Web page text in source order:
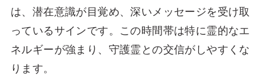
は、潜在意識が目覚め、深いメッセージを受け取
っているサインです。この時間帯は特に霊的なエ
ネルギーが強まり、守護霊との交信がしやすくな
ります。